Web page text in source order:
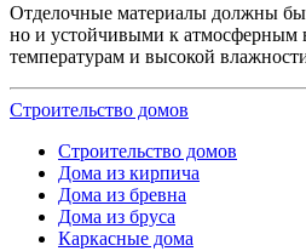
Отделочные материалы должны
но и устойчивыми к атмосферным
температурам и высокой
Строительство домов
Строительство домов
Дома из кирпича
Дома из бревна
Дома из бруса
Каркасные дома